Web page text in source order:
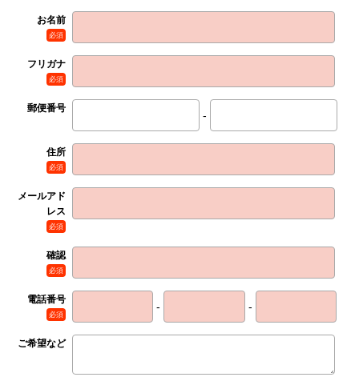
お名前
必須
フリガナ
必須
郵便番号
-
住所
必須
メールアド
レス
必須
確認
必須
電話番号
必須
- -
ご希望など